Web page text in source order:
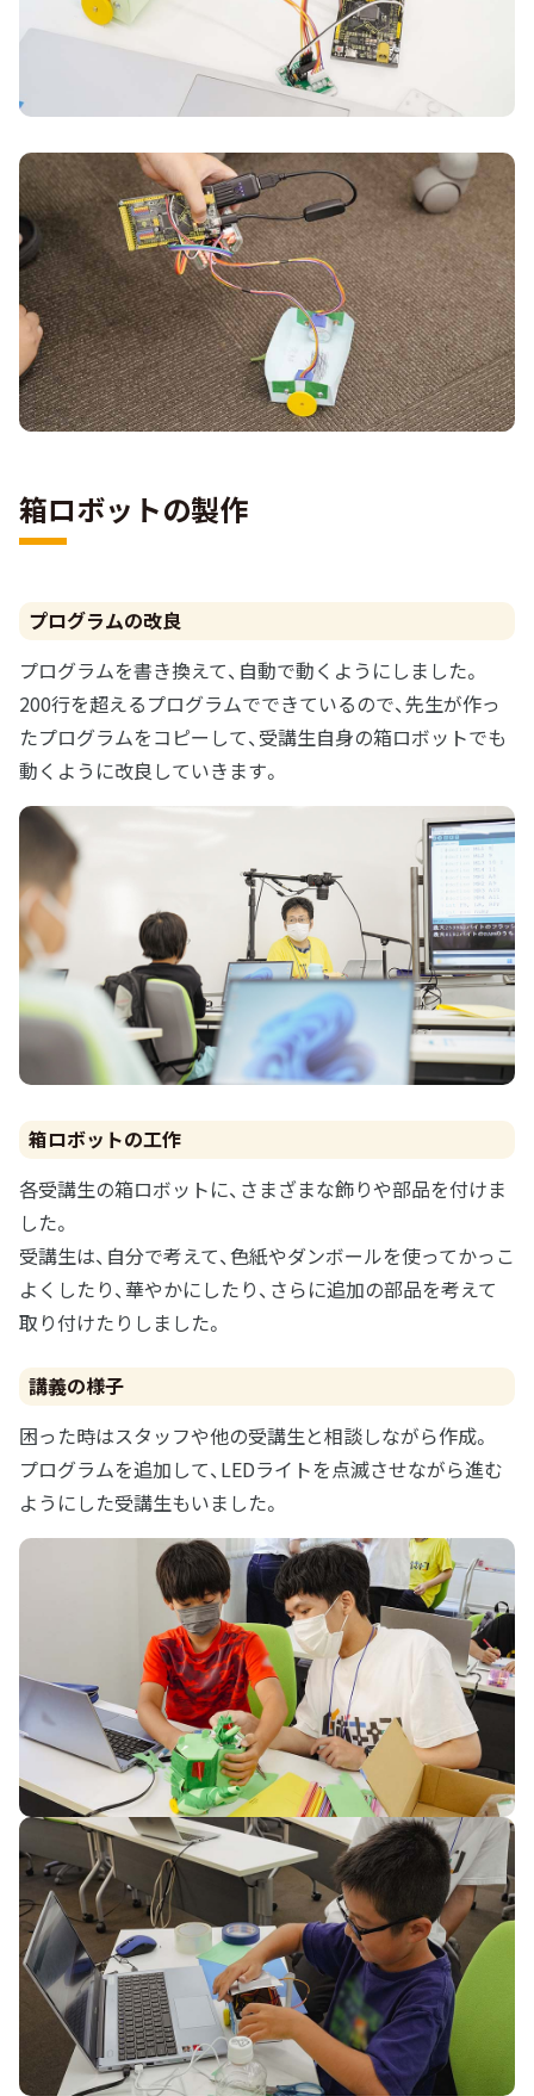
箱ロボットの製作
プログラムの改良
プログラムを書き換えて、自動で動くようにしました。
200行を超えるプログラムでできているので、先生が作っ
たプログラムをコピーして、受講生自身の箱ロボットでも
動くように改良していきます。
箱ロボットの工作
各受講生の箱ロボットに、さまざまな飾りや部品を付けま
した。
受講生は、自分で考えて、色紙やダンボールを使ってかっこ
よくしたり、華やかにしたり、さらに追加の部品を考えて
取り付けたりしました。
講義の様子
困った時はスタッフや他の受講生と相談しながら作成。
プログラムを追加して、LEDライトを点滅させながら進む
ようにした受講生もいました。